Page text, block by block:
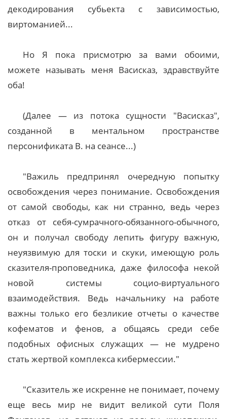
декодирования субьекта с зависимостью,
виртоманией...
Но Я пока присмотрю за вами обоими,
можете называть меня Васисказ, здравствуйте
оба!
(Далее — из потока сущности "Васисказ",
созданной в ментальном пространстве
персонификата В. на сеансе...)
"Важиль предпринял очередную попытку
освобождения через понимание. Освобождения
от самой свободы, как ни странно, ведь через
отказ от себя-сумрачного-обязанного-обычного,
он и получал свободу лепить фигуру важную,
неуязвимую для тоски и скуки, имеющую роль
сказителя-проповедника, даже философа некой
новой системы социо-виртуального
взаимодействия. Ведь начальнику на работе
важны только его безликие отчеты о качестве
кофематов и фенов, а общаясь среди себе
подобных офисных служащих — не мудрено
стать жертвой комплекса кибермессии."
"Сказитель же искренне не понимает, почему
еще весь мир не видит великой сути Поля